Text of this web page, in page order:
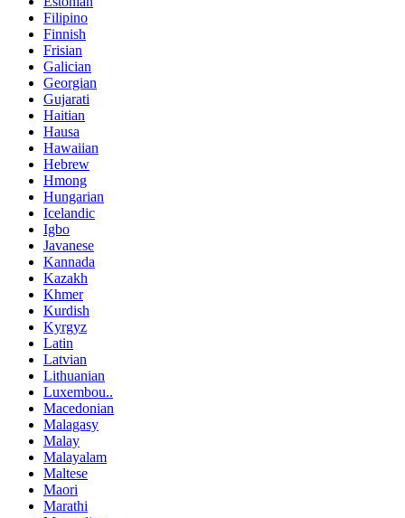
Filipino
Finnish
Frisian
Galician
Georgian
Gujarati
Haitian
Hausa
Hawaiian
Hebrew
Hmong
Hungarian
Icelandic
Igbo
Javanese
Kannada
Kazakh
Khmer
Kurdish
Kyrgyz
Latin
Latvian
Lithuanian
Luxembou..
Macedonian
Malagasy
Malay
Malayalam
Maltese
Maori
Marathi